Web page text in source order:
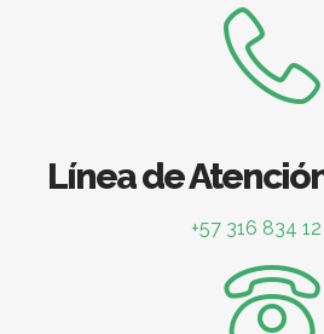
Línea de
+57 316 834